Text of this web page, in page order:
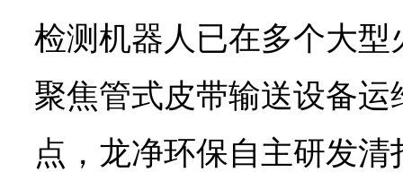
检测机器人已在多个大
聚焦管式皮带输送设备
点，龙净环保自主研发